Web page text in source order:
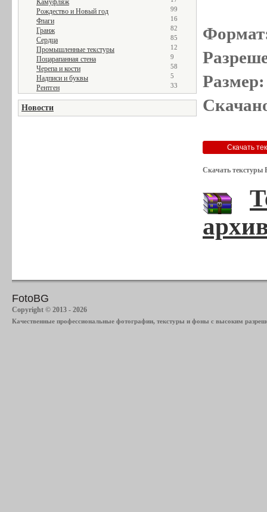
Камуфляж
Рождество и Новый год 99
Флаги 16
Гранж 82
Сердца 85
Промышленные текстуры 12
Поцарапанная стена 9
Черепа и кости 58
Надписи и буквы 5
Рентген 33
Новости
Скачать текстуры
FotoBG
Copyright © 2013 - 2026
Качественные профессиональные фотографии, текстуры и фоны с высоким